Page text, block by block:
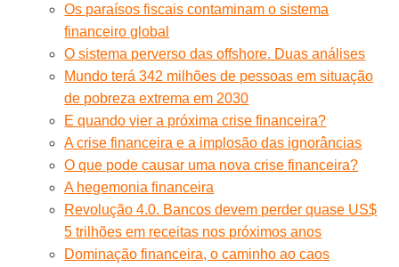
Os paraísos fiscais contaminam o sistema
financeiro global
O sistema perverso das offshore. Duas análises
Mundo terá 342 milhões de pessoas em situação
de pobreza extrema em 2030
E quando vier a próxima crise financeira?
A crise financeira e a implosão das ignorâncias
O que pode causar uma nova crise financeira?
A hegemonia financeira
Revolução 4.0. Bancos devem perder quase US$
5 trilhões em receitas nos próximos anos
Dominação financeira, o caminho ao caos